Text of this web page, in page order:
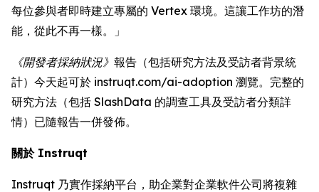
每位參與者即時建立專屬的 Vertex 環境。這讓工作坊的潛
能，從此不再一樣。」
《開發者採納狀況》 報告（包括研究方法及受訪者背景統
計）今天起可於 instruqt.com/ai-adoption 瀏覽。完整的
研究方法（包括 SlashData 的調查工具及受訪者分類詳
情）已隨報告一併發佈。
關於 Instruqt
Instruqt 乃實作採納平台，助企業對企業軟件公司將複雜